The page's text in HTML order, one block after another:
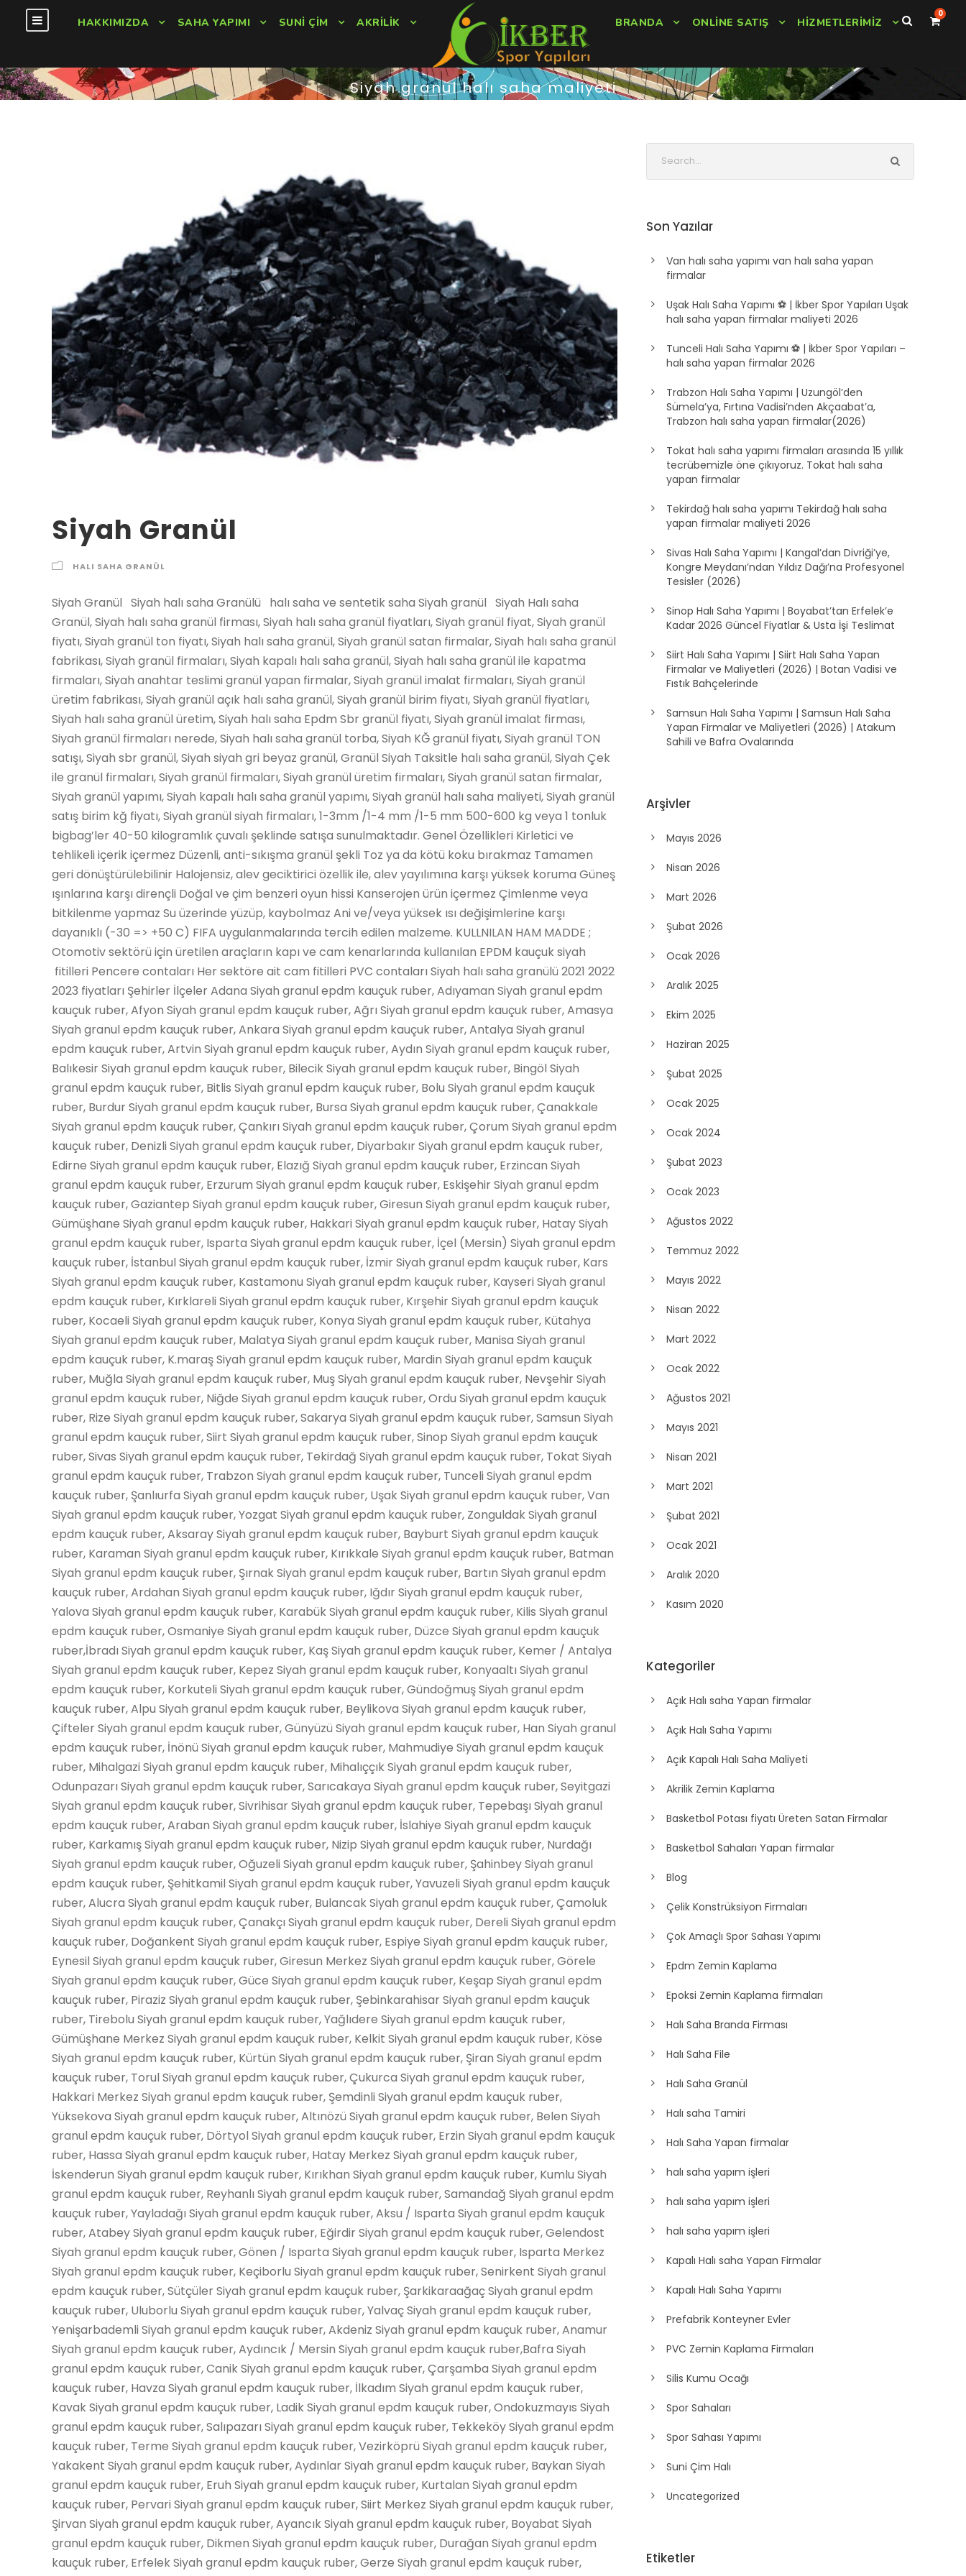
HAKKIMIZDA SAHA YAPIMI SUNI ÇIM AKRILIK BRANDA ONLINE SATIŞ HIZMETLERIMIZ
0
Siyah granül halı saha maliyeti
Siyah Granül
HALI SAHA GRANÜL
Siyah Granül Siyah halı saha Granülü halı saha ve sentetik saha Siyah granül Siyah Halı saha Granül, Siyah halı saha granül firması, Siyah halı saha granül fiyatları, Siyah granül fiyat, Siyah granül fiyatı, Siyah granül ton fiyatı, Siyah halı saha granül, Siyah granül satan firmalar, Siyah halı saha granül fabrikası, Siyah granül firmaları, Siyah kapalı halı saha granül, Siyah halı saha granül ile kapatma firmaları, Siyah anahtar teslimi granül yapan firmalar, Siyah granül imalat firmaları, Siyah granül üretim fabrikası, Siyah granül açık halı saha granül, Siyah granül birim fiyatı, Siyah granül fiyatları, Siyah halı saha granül üretim, Siyah halı saha Epdm Sbr granül fiyatı, Siyah granül imalat firması, Siyah granül firmaları nerede, Siyah halı saha granül torba, Siyah KĞ granül fiyatı, Siyah granül TON satışı, Siyah sbr granül, Siyah siyah gri beyaz granül, Granül Siyah Taksitle halı saha granül, Siyah Çek ile granül firmaları, Siyah granül firmaları, Siyah granül üretim firmaları, Siyah granül satan firmalar, Siyah granül yapımı, Siyah kapalı halı saha granül yapımı, Siyah granül halı saha maliyeti, Siyah granül satış birim kğ fiyatı, Siyah granül siyah firmaları, 1-3mm /1-4 mm /1-5 mm 500-600 kg veya 1 tonluk bigbag’ler 40-50 kilogramlık çuvalı şeklinde satışa sunulmaktadır. Genel Özellikleri Kirletici ve tehlikeli içerik içermez Düzenli, anti-sıkışma granül şekli Toz ya da kötü koku bırakmaz Tamamen geri dönüştürülebilinir Halojensiz, alev geciktirici özellik ile, alev yayılımına karşı yüksek koruma Güneş ışınlarına karşı dirençli Doğal ve çim benzeri oyun hissi Kanserojen ürün içermez Çimlenme veya bitkilenme yapmaz Su üzerinde yüzüp, kaybolmaz Ani ve/veya yüksek ısı değişimlerine karşı dayanıklı (-30 => +50 C) FIFA uygulanmalarında tercih edilen malzeme. KULLNILAN HAM MADDE ; Otomotiv sektörü için üretilen araçların kapı ve cam kenarlarında kullanılan EPDM kauçuk siyah fitilleri Pencere contaları Her sektöre ait cam fitilleri PVC contaları Siyah halı saha granülü 2021 2022 2023 fiyatları Şehirler İlçeler Adana Siyah granul epdm kauçuk ruber, Adıyaman Siyah granul epdm kauçuk ruber, Afyon Siyah granul epdm kauçuk ruber, Ağrı Siyah granul epdm kauçuk ruber, Amasya Siyah granul epdm kauçuk ruber, Ankara Siyah granul epdm kauçuk ruber, Antalya Siyah granul epdm kauçuk ruber, Artvin Siyah granul epdm kauçuk ruber, Aydın Siyah granul epdm kauçuk ruber, Balıkesir Siyah granul epdm kauçuk ruber, Bilecik Siyah granul epdm kauçuk ruber, Bingöl Siyah granul epdm kauçuk ruber, Bitlis Siyah granul epdm kauçuk ruber, Bolu Siyah granul epdm kauçuk ruber, Burdur Siyah granul epdm kauçuk ruber, Bursa Siyah granul epdm kauçuk ruber, Çanakkale Siyah granul epdm kauçuk ruber, Çankırı Siyah granul epdm kauçuk ruber, Çorum Siyah granul epdm kauçuk ruber, Denizli Siyah granul epdm kauçuk ruber, Diyarbakır Siyah granul epdm kauçuk ruber, Edirne Siyah granul epdm kauçuk ruber, Elazığ Siyah granul epdm kauçuk ruber, Erzincan Siyah granul epdm kauçuk ruber, Erzurum Siyah granul epdm kauçuk ruber, Eskişehir Siyah granul epdm kauçuk ruber, Gaziantep Siyah granul epdm kauçuk ruber, Giresun Siyah granul epdm kauçuk ruber, Gümüşhane Siyah granul epdm kauçuk ruber, Hakkari Siyah granul epdm kauçuk ruber, Hatay Siyah granul epdm kauçuk ruber, Isparta Siyah granul epdm kauçuk ruber, İçel (Mersin) Siyah granul epdm kauçuk ruber, İstanbul Siyah granul epdm kauçuk ruber, İzmir Siyah granul epdm kauçuk ruber, Kars Siyah granul epdm kauçuk ruber, Kastamonu Siyah granul epdm kauçuk ruber, Kayseri Siyah granul epdm kauçuk ruber, Kırklareli Siyah granul epdm kauçuk ruber, Kırşehir Siyah granul epdm kauçuk ruber, Kocaeli Siyah granul epdm kauçuk ruber, Konya Siyah granul epdm kauçuk ruber, Kütahya Siyah granul epdm kauçuk ruber, Malatya Siyah granul epdm kauçuk ruber, Manisa Siyah granul epdm kauçuk ruber, K.maraş Siyah granul epdm kauçuk ruber, Mardin Siyah granul epdm kauçuk ruber, Muğla Siyah granul epdm kauçuk ruber, Muş Siyah granul epdm kauçuk ruber, Nevşehir Siyah granul epdm kauçuk ruber, Niğde Siyah granul epdm kauçuk ruber, Ordu Siyah granul epdm kauçuk ruber, Rize Siyah granul epdm kauçuk ruber, Sakarya Siyah granul epdm kauçuk ruber, Samsun Siyah granul epdm kauçuk ruber, Siirt Siyah granul epdm kauçuk ruber, Sinop Siyah granul epdm kauçuk ruber, Sivas Siyah granul epdm kauçuk ruber, Tekirdağ Siyah granul epdm kauçuk ruber, Tokat Siyah granul epdm kauçuk ruber, Trabzon Siyah granul epdm kauçuk ruber, Tunceli Siyah granul epdm kauçuk ruber, Şanlıurfa Siyah granul epdm kauçuk ruber, Uşak Siyah granul epdm kauçuk ruber, Van Siyah granul epdm kauçuk ruber, Yozgat Siyah granul epdm kauçuk ruber, Zonguldak Siyah granul epdm kauçuk ruber, Aksaray Siyah granul epdm kauçuk ruber, Bayburt Siyah granul epdm kauçuk ruber, Karaman Siyah granul epdm kauçuk ruber, Kırıkkale Siyah granul epdm kauçuk ruber, Batman Siyah granul epdm kauçuk ruber, Şırnak Siyah granul epdm kauçuk ruber, Bartın Siyah granul epdm kauçuk ruber, Ardahan Siyah granul epdm kauçuk ruber, Iğdır Siyah granul epdm kauçuk ruber, Yalova Siyah granul epdm kauçuk ruber, Karabük Siyah granul epdm kauçuk ruber, Kilis Siyah granul epdm kauçuk ruber, Osmaniye Siyah granul epdm kauçuk ruber, Düzce Siyah granul epdm kauçuk ruber,İbradı Siyah granul epdm kauçuk ruber, Kaş Siyah granul epdm kauçuk ruber, Kemer / Antalya Siyah granul epdm kauçuk ruber, Kepez Siyah granul epdm kauçuk ruber, Konyaaltı Siyah granul epdm kauçuk ruber, Korkuteli Siyah granul epdm kauçuk ruber, Gündoğmuş Siyah granul epdm kauçuk ruber, Alpu Siyah granul epdm kauçuk ruber, Beylikova Siyah granul epdm kauçuk ruber, Çifteler Siyah granul epdm kauçuk ruber, Günyüzü Siyah granul epdm kauçuk ruber, Han Siyah granul epdm kauçuk ruber, İnönü Siyah granul epdm kauçuk ruber, Mahmudiye Siyah granul epdm kauçuk ruber, Mihalgazi Siyah granul epdm kauçuk ruber, Mihalıççık Siyah granul epdm kauçuk ruber, Odunpazarı Siyah granul epdm kauçuk ruber, Sarıcakaya Siyah granul epdm kauçuk ruber, Seyitgazi Siyah granul epdm kauçuk ruber, Sivrihisar Siyah granul epdm kauçuk ruber, Tepebaşı Siyah granul epdm kauçuk ruber, Araban Siyah granul epdm kauçuk ruber, İslahiye Siyah granul epdm kauçuk ruber, Karkamış Siyah granul epdm kauçuk ruber, Nizip Siyah granul epdm kauçuk ruber, Nurdağı Siyah granul epdm kauçuk ruber, Oğuzeli Siyah granul epdm kauçuk ruber, Şahinbey Siyah granul epdm kauçuk ruber, Şehitkamil Siyah granul epdm kauçuk ruber, Yavuzeli Siyah granul epdm kauçuk ruber, Alucra Siyah granul epdm kauçuk ruber, Bulancak Siyah granul epdm kauçuk ruber, Çamoluk Siyah granul epdm kauçuk ruber, Çanakçı Siyah granul epdm kauçuk ruber, Dereli Siyah granul epdm kauçuk ruber, Doğankent Siyah granul epdm kauçuk ruber, Espiye Siyah granul epdm kauçuk ruber, Eynesil Siyah granul epdm kauçuk ruber, Giresun Merkez Siyah granul epdm kauçuk ruber, Görele Siyah granul epdm kauçuk ruber, Güce Siyah granul epdm kauçuk ruber, Keşap Siyah granul epdm kauçuk ruber, Piraziz Siyah granul epdm kauçuk ruber, Şebinkarahisar Siyah granul epdm kauçuk ruber, Tirebolu Siyah granul epdm kauçuk ruber, Yağlıdere Siyah granul epdm kauçuk ruber, Gümüşhane Merkez Siyah granul epdm kauçuk ruber, Kelkit Siyah granul epdm kauçuk ruber, Köse Siyah granul epdm kauçuk ruber, Kürtün Siyah granul epdm kauçuk ruber, Şiran Siyah granul epdm kauçuk ruber, Torul Siyah granul epdm kauçuk ruber, Çukurca Siyah granul epdm kauçuk ruber, Hakkari Merkez Siyah granul epdm kauçuk ruber, Şemdinli Siyah granul epdm kauçuk ruber, Yüksekova Siyah granul epdm kauçuk ruber, Altınözü Siyah granul epdm kauçuk ruber, Belen Siyah granul epdm kauçuk ruber, Dörtyol Siyah granul epdm kauçuk ruber, Erzin Siyah granul epdm kauçuk ruber, Hassa Siyah granul epdm kauçuk ruber, Hatay Merkez Siyah granul epdm kauçuk ruber, İskenderun Siyah granul epdm kauçuk ruber, Kırıkhan Siyah granul epdm kauçuk ruber, Kumlu Siyah granul epdm kauçuk ruber, Reyhanlı Siyah granul epdm kauçuk ruber, Samandağ Siyah granul epdm kauçuk ruber, Yayladağı Siyah granul epdm kauçuk ruber, Aksu / Isparta Siyah granul epdm kauçuk ruber, Atabey Siyah granul epdm kauçuk ruber, Eğirdir Siyah granul epdm kauçuk ruber, Gelendost Siyah granul epdm kauçuk ruber, Gönen / Isparta Siyah granul epdm kauçuk ruber, Isparta Merkez Siyah granul epdm kauçuk ruber, Keçiborlu Siyah granul epdm kauçuk ruber, Senirkent Siyah granul epdm kauçuk ruber, Sütçüler Siyah granul epdm kauçuk ruber, Şarkikaraağaç Siyah granul epdm kauçuk ruber, Uluborlu Siyah granul epdm kauçuk ruber, Yalvaç Siyah granul epdm kauçuk ruber, Yenişarbademli Siyah granul epdm kauçuk ruber, Akdeniz Siyah granul epdm kauçuk ruber, Anamur Siyah granul epdm kauçuk ruber, Aydıncık / Mersin Siyah granul epdm kauçuk ruber,Bafra Siyah granul epdm kauçuk ruber, Canik Siyah granul epdm kauçuk ruber, Çarşamba Siyah granul epdm kauçuk ruber, Havza Siyah granul epdm kauçuk ruber, İlkadım Siyah granul epdm kauçuk ruber, Kavak Siyah granul epdm kauçuk ruber, Ladik Siyah granul epdm kauçuk ruber, Ondokuzmayıs Siyah granul epdm kauçuk ruber, Salıpazarı Siyah granul epdm kauçuk ruber, Tekkeköy Siyah granul epdm kauçuk ruber, Terme Siyah granul epdm kauçuk ruber, Vezirköprü Siyah granul epdm kauçuk ruber, Yakakent Siyah granul epdm kauçuk ruber, Aydınlar Siyah granul epdm kauçuk ruber, Baykan Siyah granul epdm kauçuk ruber, Eruh Siyah granul epdm kauçuk ruber, Kurtalan Siyah granul epdm kauçuk ruber, Pervari Siyah granul epdm kauçuk ruber, Siirt Merkez Siyah granul epdm kauçuk ruber, Şirvan Siyah granul epdm kauçuk ruber, Ayancık Siyah granul epdm kauçuk ruber, Boyabat Siyah granul epdm kauçuk ruber, Dikmen Siyah granul epdm kauçuk ruber, Durağan Siyah granul epdm kauçuk ruber, Erfelek Siyah granul epdm kauçuk ruber, Gerze Siyah granul epdm kauçuk ruber, Saraydüzü Siyah granul epdm kauçuk ruber, Sinop Merkez Siyah granul epdm kauçuk ruber, Türkeli Siyah granul epdm kauçuk ruber, Akıncılar Siyah granul epdm kauçuk ruber, Altınyayla / Sivas Siyah granul epdm kauçuk ruber, Divriği Siyah granul epd
Son Yazılar
Van halı saha yapımı van halı saha yapan
firmalar
Uşak Halı Saha Yapımı ⚽ | İkber Spor Yapıları Uşak
halı saha yapan firmalar maliyeti 2026
Tunceli Halı Saha Yapımı ⚽ | İkber Spor Yapıları –
halı saha yapan firmalar 2026
Trabzon Halı Saha Yapımı | Uzungöl’den
Sümela’ya, Fırtına Vadisi’nden Akçaabat’a,
Trabzon halı saha yapan firmalar(2026)
Tokat halı saha yapımı firmaları arasında 15 yıllık
tecrübemizle öne çıkıyoruz. Tokat halı saha
yapan firmalar
Tekirdağ halı saha yapımı Tekirdağ halı saha
yapan firmalar maliyeti 2026
Sivas Halı Saha Yapımı | Kangal’dan Divriği’ye,
Kongre Meydanı’ndan Yıldız Dağı’na Profesyonel
Tesisler (2026)
Sinop Halı Saha Yapımı | Boyabat’tan Erfelek’e
Kadar 2026 Güncel Fiyatlar & Usta İşi Teslimat
Siirt Halı Saha Yapımı | Siirt Halı Saha Yapan
Firmalar ve Maliyetleri (2026) | Botan Vadisi ve
Fıstık Bahçelerinde
Samsun Halı Saha Yapımı | Samsun Halı Saha
Yapan Firmalar ve Maliyetleri (2026) | Atakum
Sahili ve Bafra Ovalarında
Arşivler
Mayıs 2026
Nisan 2026
Mart 2026
Şubat 2026
Ocak 2026
Aralık 2025
Ekim 2025
Haziran 2025
Şubat 2025
Ocak 2025
Ocak 2024
Şubat 2023
Ocak 2023
Ağustos 2022
Temmuz 2022
Mayıs 2022
Nisan 2022
Mart 2022
Ocak 2022
Ağustos 2021
Mayıs 2021
Nisan 2021
Mart 2021
Şubat 2021
Ocak 2021
Aralık 2020
Kasım 2020
Kategoriler
Açık Halı saha Yapan firmalar
Açık Halı Saha Yapımı
Açık Kapalı Halı Saha Maliyeti
Akrilik Zemin Kaplama
Basketbol Potası fiyatı Üreten Satan Firmalar
Basketbol Sahaları Yapan firmalar
Blog
Çelik Konstrüksiyon Firmaları
Çok Amaçlı Spor Sahası Yapımı
Epdm Zemin Kaplama
Epoksi Zemin Kaplama firmaları
Halı Saha Branda Firması
Halı Saha File
Halı Saha Granül
Halı saha Tamiri
Halı Saha Yapan firmalar
halı saha yapım işleri
halı saha yapım işleri
halı saha yapım işleri
Kapalı Halı saha Yapan Firmalar
Kapalı Halı Saha Yapımı
Prefabrik Konteyner Evler
PVC Zemin Kaplama Firmaları
Silis Kumu Ocağı
Spor Sahaları
Spor Sahası Yapımı
Suni Çim Halı
Uncategorized
Etiketler